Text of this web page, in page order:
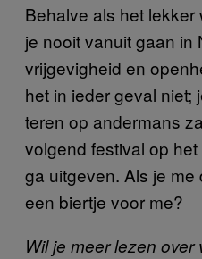
Behalve als het
je nooit vanuit gaan in
vrijgevigheid en
het in ieder geval niet;
teren op andermans
volgend festival op
ga uitgeven. Als je
een biertje voor me?
Wil je meer lezen